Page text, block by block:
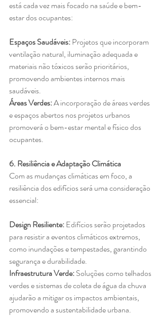
está cada vez mais focado na saúde e bem-
estar dos ocupantes:
Espaços Saudáveis: Projetos que incorporam
ventilação natural, iluminação adequada e
materiais não tóxicos serão prioritários,
promovendo ambientes internos mais
saudáveis.
Áreas Verdes: A incorporação de áreas verdes
e espaços abertos nos projetos urbanos
promoverá o bem-estar mental e físico dos
ocupantes.
6. Resiliência e Adaptação Climática
Com as mudanças climáticas em foco, a
resiliência dos edifícios será uma consideração
essencial:
Design Resiliente: Edifícios serão projetados
para resistir a eventos climáticos extremos,
como inundações e tempestades, garantindo
segurança e durabilidade.
Infraestrutura Verde: Soluções como telhados
verdes e sistemas de coleta de água da chuva
ajudarão a mitigar os impactos ambientais,
promovendo a sustentabilidade urbana.